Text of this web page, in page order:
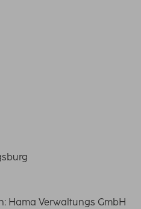
Hama Verwaltungs GmbH